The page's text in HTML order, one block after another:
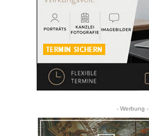
- Werbung -